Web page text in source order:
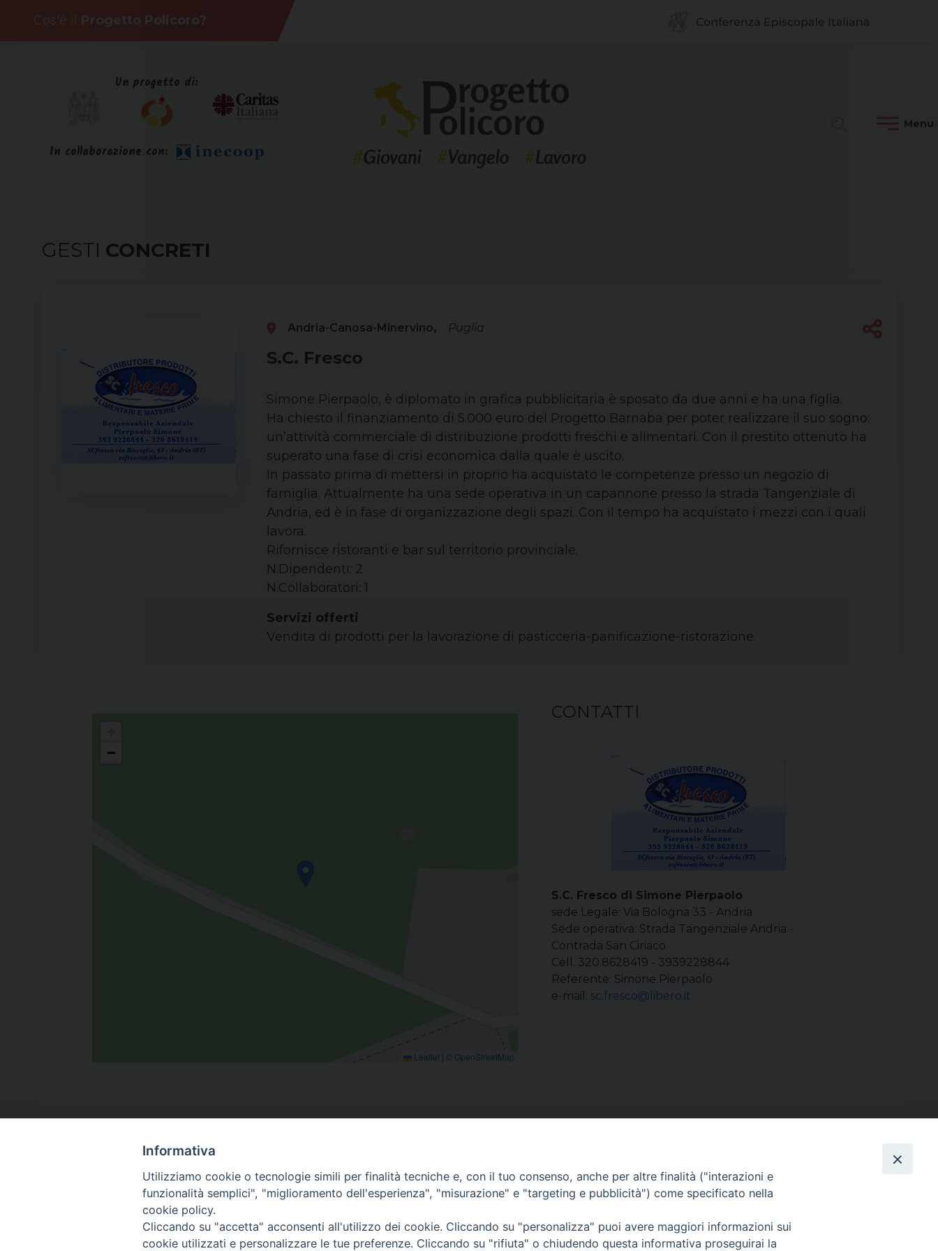
Cos'è il Progetto Policoro?
Un progetto di:
In collaborazione con:
GESTI CONCRETI
Andria-Canosa-Minervino Puglia
S.C. Fresco
Simone Pierpaolo, è diplomato in grafica pubblicitaria è sposato da due anni e ha una figlia.
Ha chiesto il finanziamento di 5.000 euro del Progetto Barnaba per poter realizzare il suo sogno:
un’attività commerciale di distribuzione prodotti freschi e alimentari. Con il prestito ottenuto ha
superato una fase di crisi economica dalla quale è uscito.
In passato prima di mettersi in proprio ha acquistato le competenze presso un negozio di
famiglia. Attualmente ha una sede operativa in un capannone presso la strada Tangenziale di
Andria, ed è in fase di organizzazione degli spazi. Con il tempo ha acquistato i mezzi con i quali
lavora.
Rifornisce ristoranti e bar sul territorio provinciale.
N.Dipendenti: 2
N.Collaboratori: 1
Servizi offerti
Vendita di prodotti per la lavorazione di pasticceria-panificazione-ristorazione.
−
Leaflet | OpenStreetMap
CONTATTI
S.C. Fresco di Simone Pierpaolo
sede Legale: Via Bologna 33 - Andria
Sede operativa: Strada Tangenziale Andria -
Contrada San Ciriaco
Cell. 320.8628419 - 3939228844
Referente: Simone Pierpaolo
e-mail: sc.fresco@libero.it
Chi siamo Contatti Privacy Area riservata
Informativa
Utilizziamo cookie o tecnologie simili per finalità tecniche e, con il tuo consenso, anche per altre finalità ("interazioni e
funzionalità semplici", "miglioramento dell'esperienza", "misurazione" e "targeting e pubblicità") come specificato nella
cookie policy.
Cliccando su "accetta" acconsenti all'utilizzo dei cookie. Cliccando su "personalizza" puoi avere maggiori informazioni sui
cookie utilizzati e personalizzare le tue preferenze. Cliccando su "rifiuta" o chiudendo questa informativa proseguirai la